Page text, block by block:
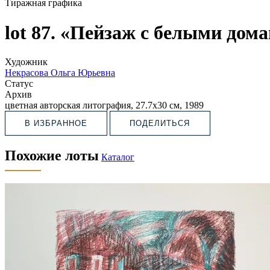
Тиражная графика
lot 87. «Пейзаж с белыми
Художник
Некрасова Ольга Юрьевна
Статус
Архив
цветная авторская литография, 27.7х30 см, 1989
В ИЗБРАННОЕ ПОДЕЛИТЬСЯ
Похожие лоты Каталог